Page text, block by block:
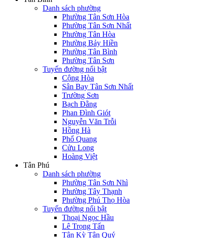
Danh sách phường
Phường Tân Sơn Hòa
Phường Tân Sơn Nhất
Phường Tân Hòa
Phường Bảy Hiền
Phường Tân Bình
Phường Tân Sơn
Tuyến đường nổi bật
Cộng Hòa
Sân Bay Tân Sơn Nhất
Trường Sơn
Bạch Đằng
Phan Đình Giót
Nguyễn Văn Trỗi
Hồng Hà
Phổ Quang
Cửu Long
Hoàng Việt
Tân Phú
Danh sách phường
Phường Tân Sơn Nhì
Phường Tây Thạnh
Phường Phú Thọ Hòa
Tuyến đường nổi bật
Thoại Ngọc Hầu
Lê Trọng Tấn
Tân Kỳ Tân Quý